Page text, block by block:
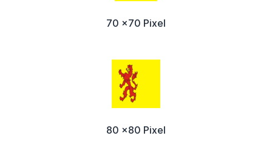
70 x70 Pixel
80 x80 Pixel